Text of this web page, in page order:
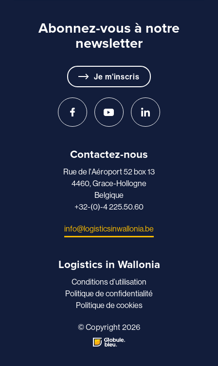
Abonnez-vous à notre
newsletter
Je m'inscris
Contactez-nous
Rue de l'Aéroport 52 box 13
4460, Grace-Hollogne
Belgique
+32-(0)-4 225.50.60
info@logisticsinwallonia.be
Logistics in Wallonia
Conditions d’utilisation
Politique de confidentialité
Politique de cookies
© Copyright 2026